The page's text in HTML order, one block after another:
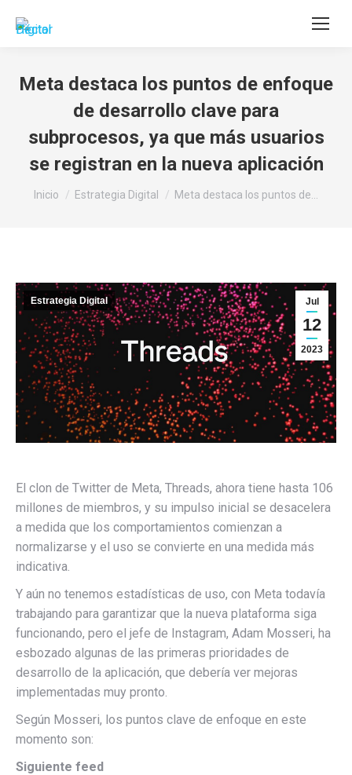
Buscar:
Meta destaca los puntos de enfoque
de desarrollo clave para
subprocesos, ya que más usuarios
se registran en la nueva aplicación
Estás aquí:
Inicio Estrategia Digital Meta destaca los puntos de…
Jul
12
2023
Estrategia Digital
El clon de Twitter de Meta, Threads, ahora tiene hasta 106
millones de miembros, y su impulso inicial se desacelera
a medida que los comportamientos comienzan a
normalizarse y el uso se convierte en una medida más
indicativa.
Y aún no tenemos estadísticas de uso, con Meta todavía
trabajando para garantizar que la nueva plataforma siga
funcionando, pero el jefe de Instagram, Adam Mosseri, ha
esbozado algunas de las primeras prioridades de
desarrollo de la aplicación, que debería ver mejoras
implementadas muy pronto.
Según Mosseri, los puntos clave de enfoque en este
momento son:
Siguiente feed